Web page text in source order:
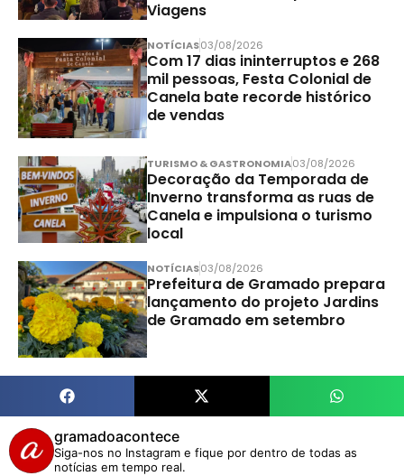
Viagens
NOTÍCIAS03/08/2026
Com 17 dias ininterruptos e 268
mil pessoas, Festa Colonial de
Canela bate recorde histórico
de vendas
TURISMO & GASTRONOMIA03/08/2026
Decoração da Temporada de
Inverno transforma as ruas de
Canela e impulsiona o turismo
local
NOTÍCIAS03/08/2026
Prefeitura de Gramado prepara
lançamento do projeto Jardins
de Gramado em setembro
gramadoacontece
Siga-nos no Instagram e fique por dentro de todas as
notícias em tempo real.